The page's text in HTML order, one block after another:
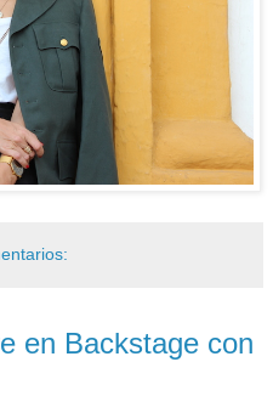
en Backstage con